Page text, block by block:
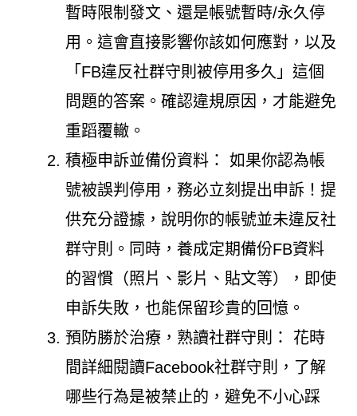
暫時限制發文、還是帳號暫時/永久停
用。這會直接影響你該如何應對，以及
「FB違反社群守則被停用多久」這個
問題的答案。確認違規原因，才能避免
重蹈覆轍。
積極申訴並備份資料： 如果你認為帳
號被誤判停用，務必立刻提出申訴！提
供充分證據，說明你的帳號並未違反社
群守則。同時，養成定期備份FB資料
的習慣（照片、影片、貼文等），即使
申訴失敗，也能保留珍貴的回憶。
預防勝於治療，熟讀社群守則： 花時
間詳細閱讀Facebook社群守則，了解
哪些行為是被禁止的，避免不小心踩